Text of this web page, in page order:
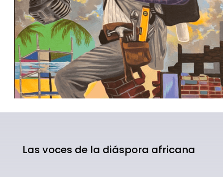
Las voces de la diáspora africana